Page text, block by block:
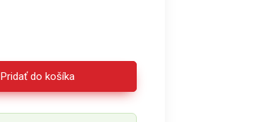
Pridať do košíka